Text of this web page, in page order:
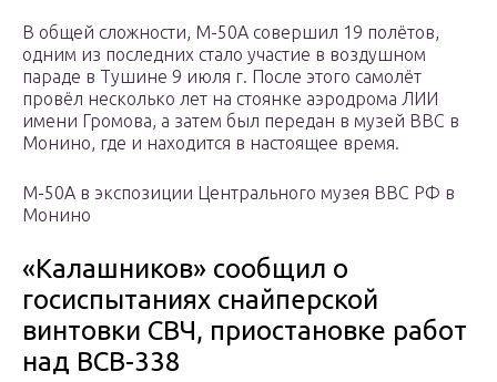
В общей сложности, М-50А совершил 19 полётов,
одним из последних стало участие в воздушном
параде в Тушине 9 июля г. После этого самолёт
провёл несколько лет на стоянке аэродрома ЛИИ
имени Громова, а затем был передан в музей ВВС в
Монино, где и находится в настоящее время.
М-50А в экспозиции Центрального музея ВВС РФ в
Монино
«Калашников» сообщил о
госиспытаниях снайперской
винтовки СВЧ, приостановке работ
над ВСВ-338